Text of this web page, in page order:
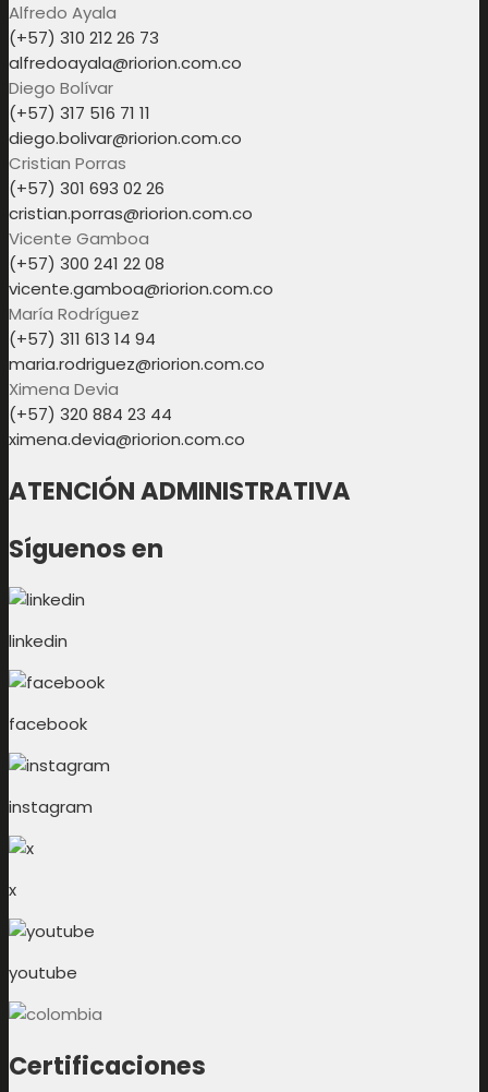
Alfredo Ayala
(+57) 310 212 26 73
alfredoayala@riorion.com.co
Diego Bolívar
(+57) 317 516 71 11
diego.bolivar@riorion.com.co
Cristian Porras
(+57) 301 693 02 26
cristian.porras@riorion.com.co
Vicente Gamboa
(+57) 300 241 22 08
vicente.gamboa@riorion.com.co
María Rodríguez
(+57) 311 613 14 94
maria.rodriguez@riorion.com.co
Ximena Devia
(+57) 320 884 23 44
ximena.devia@riorion.com.co
ATENCIÓN ADMINISTRATIVA
Síguenos en
linkedin
facebook
instagram
x
youtube
Certificaciones